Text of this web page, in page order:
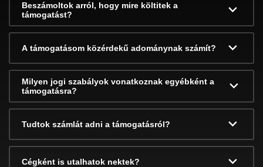
Beszámoltok arról, hogy mire költitek a
támogatást?
A támogatásom közérdekű adománynak számít?
Milyen jogi szabályok vonatkoznak egyébként a
támogatásra?
Tudtok számlát adni a támogatásról?
Cégként is utalhatok nektek?